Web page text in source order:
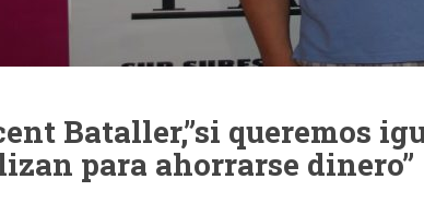
Bataller,”si queremos
para ahorrarse dinero”